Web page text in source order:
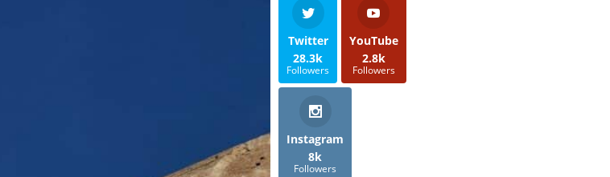
Twitter
28.3k
Followers
YouTube
2.8k
Followers
Instagram
8k
Followers